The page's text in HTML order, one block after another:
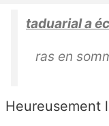
taduarial a
ras en
Heureusement